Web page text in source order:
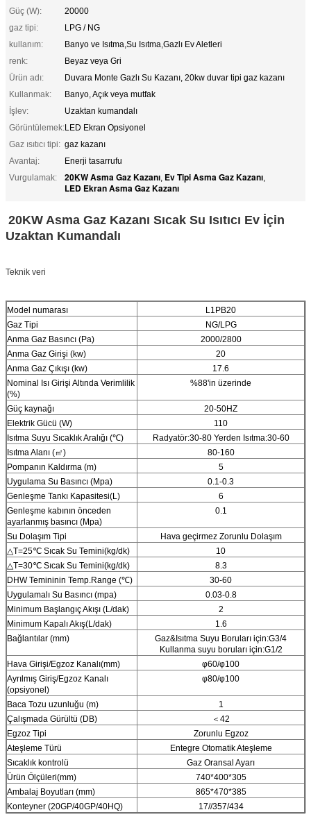
Güç (W):
20000
gaz tipi:
LPG / NG
kullanım:
Banyo ve Isıtma,Su Isıtma,Gazlı Ev Aletleri
renk:
Beyaz veya Gri
Ürün adı:
Duvara Monte Gazlı Su Kazanı, 20kw duvar tipi gaz kazanı
Kullanmak:
Banyo, Açık veya mutfak
İşlev:
Uzaktan kumandalı
Görüntülemek:LED Ekran Opsiyonel
Gaz ısıtıcı tipi: gaz kazanı
Avantaj:
Enerji tasarrufu
Vurgulamak:
20KW Asma Gaz Kazanı, Ev Tipi Asma Gaz Kazanı,
LED Ekran Asma Gaz Kazanı
20KW Asma Gaz Kazanı Sıcak Su Isıtıcı Ev İçin
Uzaktan Kumandalı
Teknik veri
Model numarası
L1PB20
Gaz Tipi
NG/LPG
Anma Gaz Basıncı (Pa)
2000/2800
Anma Gaz Girişi (kw)
20
Anma Gaz Çıkışı (kw)
17.6
Nominal Isı Girişi Altında Verimlilik
(%)
%88'in üzerinde
Güç kaynağı
20-50HZ
Elektrik Gücü (W)
110
Isıtma Suyu Sıcaklık Aralığı (℃)
Radyatör:30-80 Yerden Isıtma:30-60
Isıtma Alanı (㎡)
80-160
Pompanın Kaldırma (m)
5
Uygulama Su Basıncı (Mpa)
0.1-0.3
Genleşme Tankı Kapasitesi(L)
6
Genleşme kabının önceden
ayarlanmış basıncı (Mpa)
0.1
Su Dolaşım Tipi
Hava geçirmez Zorunlu Dolaşım
△T=25℃ Sıcak Su Temini(kg/dk)
10
△T=30℃ Sıcak Su Temini(kg/dk)
8.3
DHW Temininin Temp.Range (℃)
30-60
Uygulamalı Su Basıncı (mpa)
0.03-0.8
Minimum Başlangıç ​​Akışı (L/dak)
2
Minimum Kapalı Akış(L/dak)
1.6
Bağlantılar (mm)
Gaz&Isıtma Suyu Boruları için:G3/4
Kullanma suyu boruları için:G1/2
Hava Girişi/Egzoz Kanalı(mm)
φ60/φ100
Ayrılmış Giriş/Egzoz Kanalı
(opsiyonel)
φ80/φ100
Baca Tozu uzunluğu (m)
1
Çalışmada Gürültü (DB)
＜42
Egzoz Tipi
Zorunlu Egzoz
Ateşleme Türü
Entegre Otomatik Ateşleme
Sıcaklık kontrolü
Gaz Oransal Ayarı
Ürün Ölçüleri(mm)
740*400*305
Ambalaj Boyutları (mm)
865*470*385
Konteyner (20GP/40GP/40HQ)
17//357/434